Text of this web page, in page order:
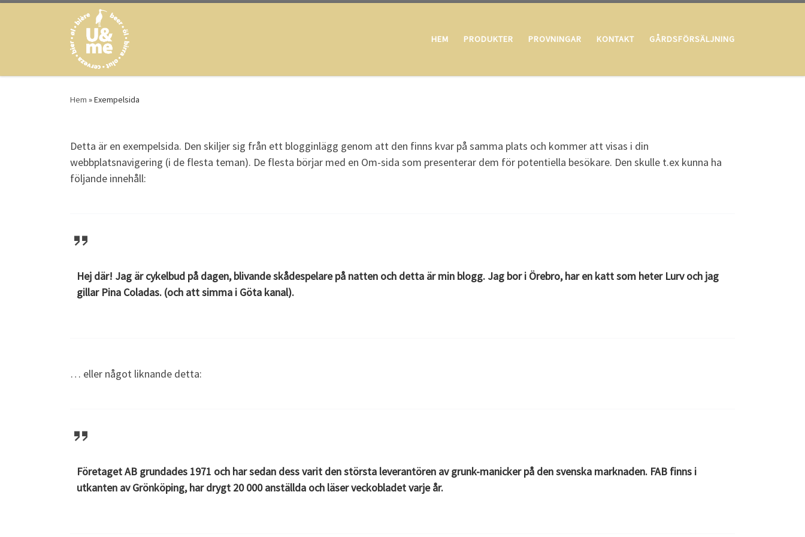
HEM PRODUKTER PROVNINGAR KONTAKT GÅRDSFÖRSÄLJNING
Hem »Exempelsida
Detta är en exempelsida. Den skiljer sig från ett blogginlägg genom att den finns kvar på samma plats och kommer att visas i din
webbplatsnavigering (i de flesta teman). De flesta börjar med en Om-sida som presenterar dem för potentiella besökare. Den skulle t.ex kunna ha
följande innehåll:
Hej där! Jag är cykelbud på dagen, blivande skådespelare på natten och detta är min blogg. Jag bor i Örebro, har en katt som heter Lurv och jag
gillar Pina Coladas. (och att simma i Göta kanal).
… eller något liknande detta:
Företaget AB grundades 1971 och har sedan dess varit den största leverantören av grunk-manicker på den svenska marknaden. FAB finns i
utkanten av Grönköping, har drygt 20 000 anställda och läser veckobladet varje år.